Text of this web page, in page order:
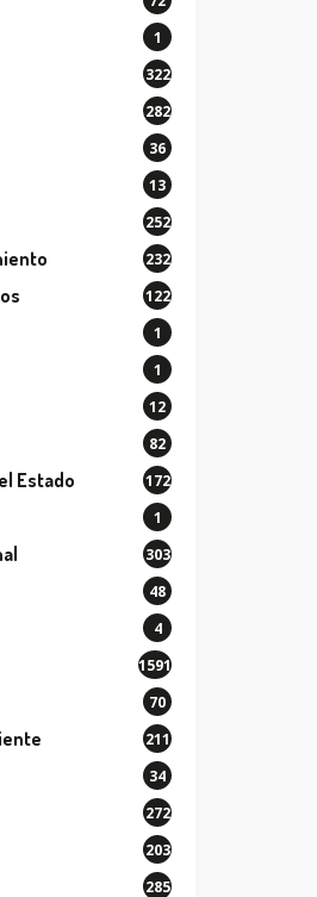
1
322
282
36
13
252
232
122
1
1
12
82
Estado 172
1
303
48
4
1591
70
211
34
272
203
285